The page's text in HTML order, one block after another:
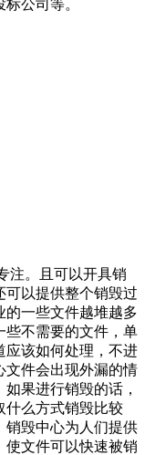
公司等。
注。且可以开具销
可以提供整个销毁过
的一些文件越堆越多
些不需要的文件，单
应该如何处理，不进
文件会出现外漏的情
果进行销毁的话，
什么方式销毁比较
销毁中心为人们提供
使文件可以快速被销